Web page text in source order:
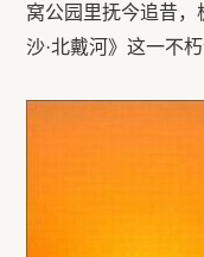
窝公园里抚今追昔
沙·北戴河》这一不朽